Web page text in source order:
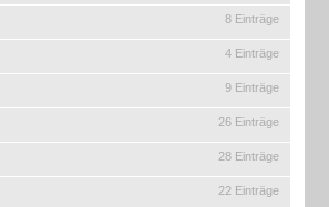
8 Einträge
4 Einträge
9 Einträge
26 Einträge
28 Einträge
22 Einträge